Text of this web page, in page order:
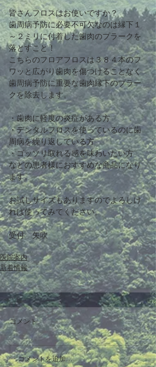
皆さんフロスはお使いですか？
歯周病予防に必要不可欠なのは縁下１
～２ミリに付着した歯肉のプラークを
落とすこと！
こちらのフロアフロスは３８４本のフ
ワッと広がり歯肉を傷つけることなく
歯周病予防に重要な歯肉縁下のプラー
クを除去します。
・歯肉に軽度の炎症がある方
・デンタルフロスを使っているのに歯
周病を繰り返している方
・ゴッソリ取れる感を味わいたい方
などの患者様におすすめな商品になり
ます。
お試しサイズもありますのでよろしけ
れば使ってみてください。
受付　矢吹
医院案内
新着情報
コメント
コメントを追加…